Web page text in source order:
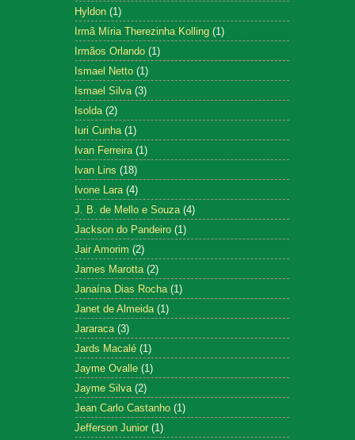
Hyldon (1)
Irmã Míria Therezinha Kolling (1)
Irmãos Orlando (1)
Ismael Netto (1)
Ismael Silva (3)
Isolda (2)
Iuri Cunha (1)
Ivan Ferreira (1)
Ivan Lins (18)
Ivone Lara (4)
J. B. de Mello e Souza (4)
Jackson do Pandeiro (1)
Jair Amorim (2)
James Marotta (2)
Janaína Dias Rocha (1)
Janet de Almeida (1)
Jararaca (3)
Jards Macalé (1)
Jayme Ovalle (1)
Jayme Silva (2)
Jean Carlo Castanho (1)
Jefferson Junior (1)